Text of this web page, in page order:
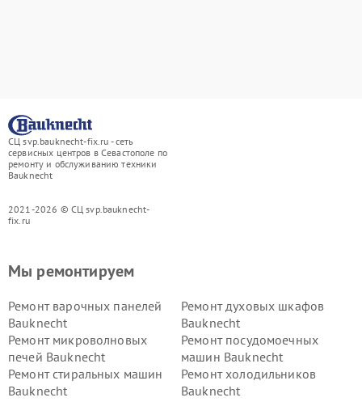
СЦ svp.bauknecht-fix.ru - сеть
сервисных центров в Севастополе по
ремонту и обслуживанию техники
Bauknecht
2021-2026 © СЦ svp.bauknecht-
fix.ru
Мы ремонтируем
Ремонт варочных панелей
Bauknecht
Ремонт духовых шкафов
Bauknecht
Ремонт микроволновых
печей Bauknecht
Ремонт посудомоечных
машин Bauknecht
Ремонт стиральных машин
Bauknecht
Ремонт холодильников
Bauknecht